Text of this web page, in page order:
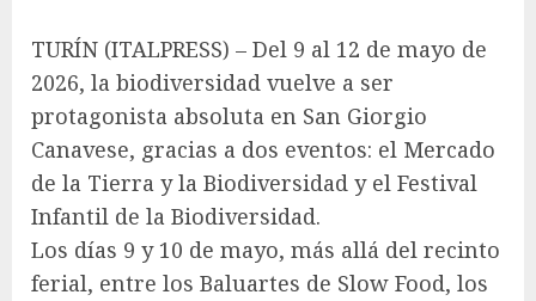
TURÍN (ITALPRESS) – Del 9 al 12 de mayo de
2026, la biodiversidad vuelve a ser
protagonista absoluta en San Giorgio
Canavese, gracias a dos eventos: el Mercado
de la Tierra y la Biodiversidad y el Festival
Infantil de la Biodiversidad.
Los días 9 y 10 de mayo, más allá del recinto
ferial, entre los Baluartes de Slow Food, los